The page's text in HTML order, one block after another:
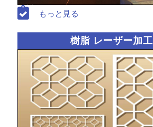
もっと見る
樹脂 レーザー加工